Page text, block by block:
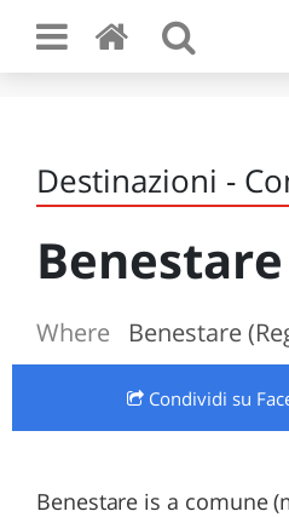
Destinazioni -
Benestare
Where Benestare
Condividi su
Benestare is a comune